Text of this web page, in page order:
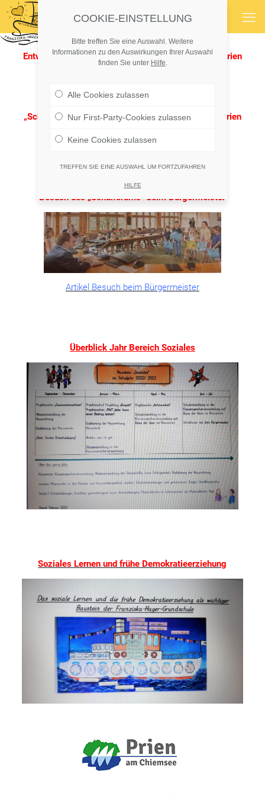
Entwicklung der „Demokratie“ an der Grundschule Prien
„Schatzkiste der Demokratie“ an der Grundschule Prien
Schatzkiste der Grundschule Prien
Besuch des „Schulforums“ beim Bürgermeister
Artikel Besuch beim Bürgermeister
Überblick Jahr Bereich Soziales
Soziales Lernen und frühe Demokratieerziehung
COOKIE-EINSTELLUNG
Bitte treffen Sie eine Auswahl. Weitere
Informationen zu den Auswirkungen Ihrer Auswahl
finden Sie unter Hilfe.
Alle Cookies zulassen
Nur First-Party-Cookies zulassen
Keine Cookies zulassen
TREFFEN SIE EINE AUSWAHL UM FORTZUFAHREN
HILFE